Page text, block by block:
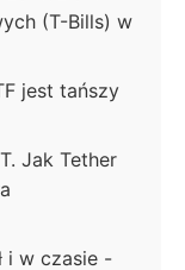
(T-Bills) w
jest tańszy
Jak Tether
i w czasie -